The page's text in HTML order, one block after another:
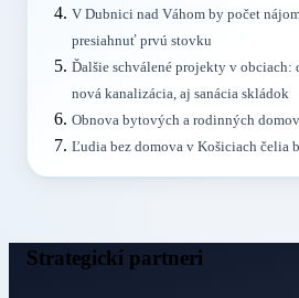
V Dubnici nad Váhom by počet
presiahnuť prvú stovku
Ďalšie schválené projekty v
nová kanalizácia, aj sanácia skládok
Obnova bytových a rodinných
Ľudia bez domova v Košiciach čelia
Strategickí partneri